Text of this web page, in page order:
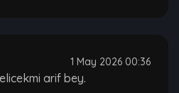
1 May 2026 00:36
arif bey.